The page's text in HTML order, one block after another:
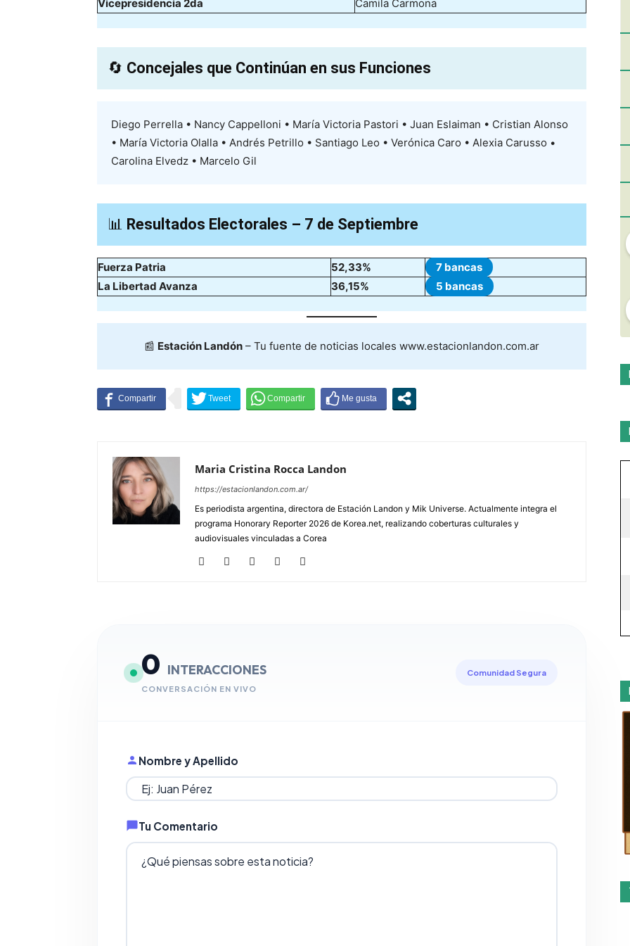
Vicepresidencia 2da Camila Carmona
🔄 Concejales que Continúan en sus Funciones
Diego Perrella • Nancy Cappelloni • María Victoria Pastori • Juan Eslaiman • Cristian Alonso
• María Victoria Olalla • Andrés Petrillo • Santiago Leo • Verónica Caro • Alexia Carusso •
Carolina Elvedz • Marcelo Gil
📊 Resultados Electorales – 7 de Septiembre
Fuerza Patria 52,33%
7 bancas
La Libertad Avanza
36,15% 5 bancas
📰 Estación Landón – Tu fuente de noticias locales www.estacionlandon.com.ar
Maria Cristina Rocca Landon
https://estacionlandon.com.ar/
Es periodista argentina, directora de Estación Landon y Mik Universe. Actualmente integra el
programa Honorary Reporter 2026 de Korea.net, realizando coberturas culturales y
audiovisuales vinculadas a Corea
0 INTERACCIONES
CONVERSACIÓN EN VIVO
Comunidad Segura
Nombre y Apellido
Tu Comentario